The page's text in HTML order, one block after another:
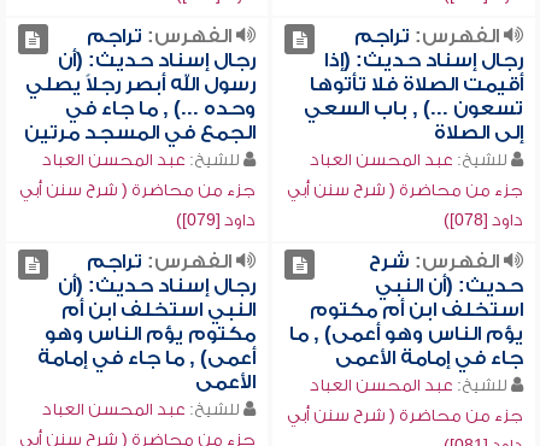
الفهرس: تراجم
رجال إسناد حديث: (إذا
أقيمت الصلاة فلا تأتوها
تسعون ...) , باب السعي
إلى الصلاة
للشيخ: عبد المحسن العباد
جزء من محاضرة ( شرح سنن أبي
داود [078])
الفهرس: تراجم
رجال إسناد حديث: (أن
رسول الله أبصر رجلاً يصلي
وحده ...) , ما جاء في
الجمع في المسجد مرتين
للشيخ: عبد المحسن العباد
جزء من محاضرة ( شرح سنن أبي
داود [079])
الفهرس: شرح
حديث: (أن النبي
استخلف ابن أم مكتوم
يؤم الناس وهو أعمى) , ما
جاء في إمامة الأعمى
للشيخ: عبد المحسن العباد
جزء من محاضرة ( شرح سنن أبي
الفهرس: تراجم
رجال إسناد حديث: (أن
النبي استخلف ابن أم
مكتوم يؤم الناس وهو
أعمى) , ما جاء في إمامة
الأعمى
للشيخ: عبد المحسن العباد
جزء من محاضرة ( شرح سنن أبي